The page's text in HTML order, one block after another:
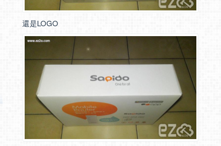
還是LOGO